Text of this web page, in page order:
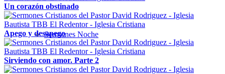
Sermones Noche
Un corazón obstinado
Apego y desapego
Sirviendo con amor. Parte 2